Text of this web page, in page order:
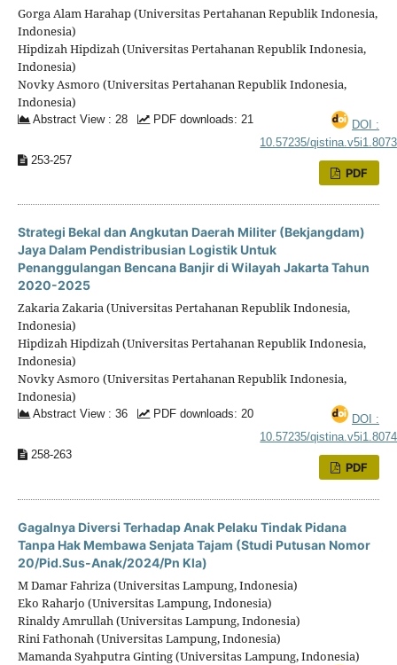
Gorga Alam Harahap (Universitas Pertahanan Republik Indonesia,
Indonesia)
Hipdizah Hipdizah (Universitas Pertahanan Republik Indonesia,
Indonesia)
Novky Asmoro (Universitas Pertahanan Republik Indonesia,
Indonesia)
Abstract View : 28 PDF downloads: 21
DOI :
10.57235/qistina.v5i1.8073
253-257
PDF
Strategi Bekal dan Angkutan Daerah Militer (Bekjangdam)
Jaya Dalam Pendistribusian Logistik Untuk
Penanggulangan Bencana Banjir di Wilayah Jakarta Tahun
2020-2025
Zakaria Zakaria (Universitas Pertahanan Republik Indonesia,
Indonesia)
Hipdizah Hipdizah (Universitas Pertahanan Republik Indonesia,
Indonesia)
Novky Asmoro (Universitas Pertahanan Republik Indonesia,
Indonesia)
Abstract View : 36 PDF downloads: 20
DOI :
10.57235/qistina.v5i1.8074
258-263
PDF
Gagalnya Diversi Terhadap Anak Pelaku Tindak Pidana
Tanpa Hak Membawa Senjata Tajam (Studi Putusan Nomor
20/Pid.Sus-Anak/2024/Pn Kla)
M Damar Fahriza (Universitas Lampung, Indonesia)
Eko Raharjo (Universitas Lampung, Indonesia)
Rinaldy Amrullah (Universitas Lampung, Indonesia)
Rini Fathonah (Universitas Lampung, Indonesia)
Mamanda Syahputra Ginting (Universitas Lampung, Indonesia)